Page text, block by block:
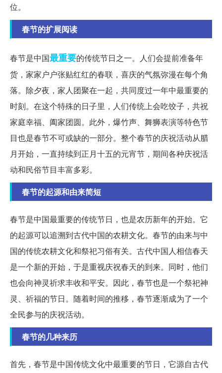
位。
春节的扩展阅读
春节是中国最重要的传统节日之一。人们会提前准备年
货，家家户户张贴红红的春联，喜庆的气氛弥漫在每个角
落。除夕夜，家人团聚在一起，共同度过一年中最重要的
时刻。在这个特殊的日子里，人们传统上会吃饺子，共祝
家庭幸福、阖家团圆。此外，爆竹声、舞狮表演等特色节
目也是春节不可或缺的一部分。整个春节的庆祝活动从腊
月开始，一直持续到正月十五的元宵节，期间各种庆祝活
动和民俗节目丰富多彩。
春节的起源和由来简短
春节是中国最重要的传统节日，也是农历新年的开始。它
的起源可以追溯到古代中国的农耕文化。春节的由来与中
国的传统农耕文化和祭祀习俗有关。古代中国人相信春天
是一个新的开始，于是重视庆祝春天的到来。同时，他们
也会向神灵祈求丰收和平安。因此，春节也是一个祭祀神
灵、祈福的节日。随着时间的推移，春节逐渐成为了一个
全民参与的庆祝活动。
春节的几种来历
首先，春节是中国传统文化中最重要的节日，它源自古代